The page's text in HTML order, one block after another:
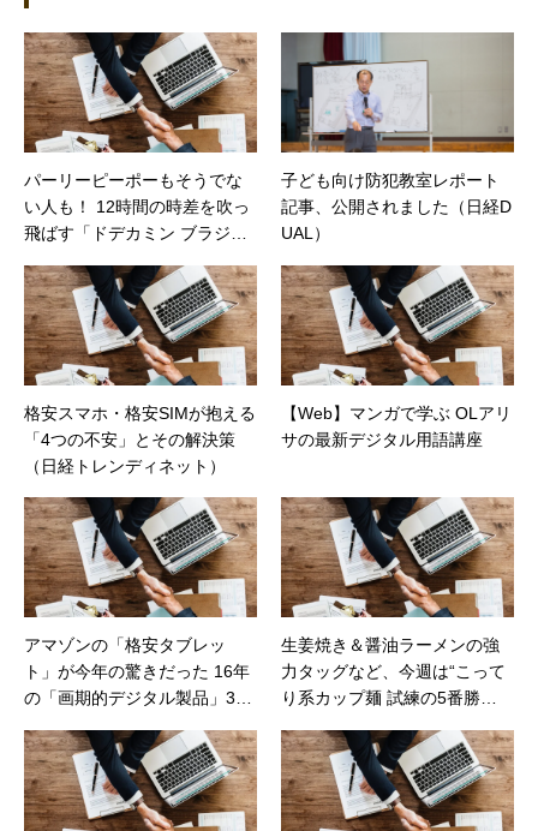
制作。プライベートでは、井上円了哲学塾の第
一期修了生として「哲学カフェ＠神保町」の世
話人、2020年以降は「なごテツ」のオンライン
カフェの世話人を務める。趣味は考えること。
パーリーピーポーもそうでな
い人も！ 12時間の時差を吹っ
飛ばす「ドデカミン ブラジリ
コムマガジン）
子ども向け防犯教室レポート
記事、公開されました（日経D
UAL）
格安スマホ・格安SIMが抱える
「4つの不安」とその解決策
（日経トレンディネット）
【Web】マンガで学ぶ OLアリ
サの最新デジタル用語講座
アマゾンの「格安タブレッ
ト」が今年の驚きだった 16年
の「画期的デジタル製品」3選
生姜焼き＆醤油ラーメンの強
力タッグなど、今週は“こって
り系カップ麺 試練の5番勝